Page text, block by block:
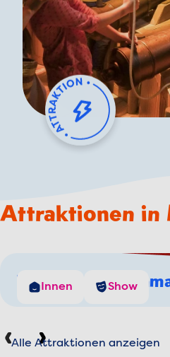
Attraktionen in
Alle Attraktionen anzeigen
The Flying
Innen Show